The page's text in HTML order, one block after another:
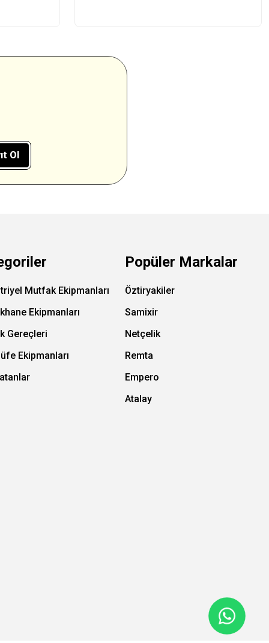
Ol
Mutfak Ekipmanları
Ekipmanları
Gereçleri
Ekipmanları
Popüler Markalar
Öztiryakiler
Samixir
Netçelik
Remta
Empero
Atalay